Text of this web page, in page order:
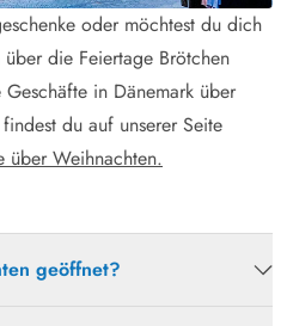
oder möchtest du dich
die Feiertage Brötchen
in Dänemark über
du auf unserer Seite
über Weihnachten.
geöffnet?